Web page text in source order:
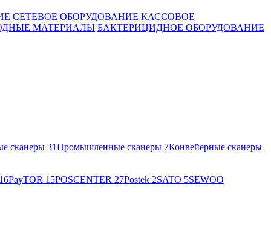
СЕТЕВОЕ ОБОРУДОВАНИЕ КАССОВОЕ
МАТЕРИАЛЫ БАКТЕРИЦИДНОЕ ОБОРУДОВАНИЕ
сканеры 31Промышленные сканеры 7Конвейерные сканеры
16PayTOR 15POSCENTER 27Postek 2SATO 5SEWOO